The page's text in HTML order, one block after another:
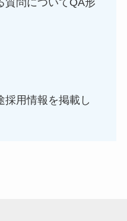
採用情報を掲載し